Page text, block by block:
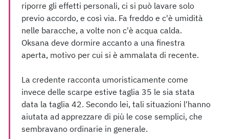
riporre gli effetti personali, ci si può lavare solo
previo accordo, e così via. Fa freddo e c'è umidità
nelle baracche, a volte non c'è acqua calda.
Oksana deve dormire accanto a una finestra
aperta, motivo per cui si è ammalata di recente.
La credente racconta umoristicamente come
invece delle scarpe estive taglia 35 le sia stata
data la taglia 42. Secondo lei, tali situazioni l'hanno
aiutata ad apprezzare di più le cose semplici, che
sembravano ordinarie in generale.